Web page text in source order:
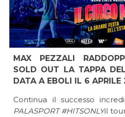
MAX PEZZALI
SOLD OUT LA TAPPA
DATA A EBOLI IL 6 APRILE
Continua il successo
PALASPORT #HITSONLYil